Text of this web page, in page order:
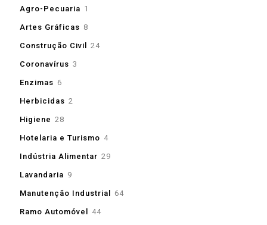
Agro-Pecuaria 1
Artes Gráficas 8
Construção Civil
2424
Coronavírus 3
Enzimas 6
Herbicidas 2
Higiene 28
Hotelaria e Turismo 44
Indústria Alimentar 29
Lavandaria 9
Manutenção Industrial
6464
Ramo Automóvel
4444